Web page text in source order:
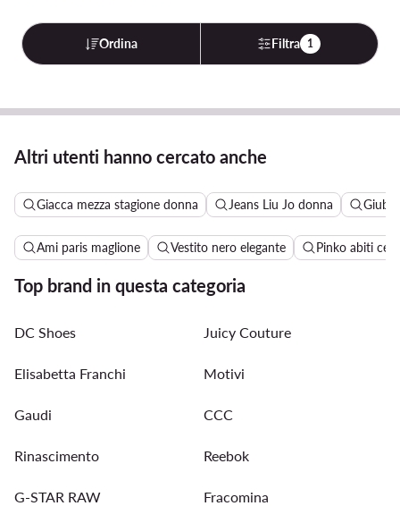
Ordina Filtra 1
Altri utenti hanno cercato anche
Giacca mezza stagione donna Jeans Liu Jo donna
Ami paris maglione Vestito nero elegante Pinko abiti
Top brand in questa categoria
DC Shoes Juicy Couture
Elisabetta Franchi Motivi
Gaudi CCC
Rinascimento Reebok
G-STAR RAW Fracomina